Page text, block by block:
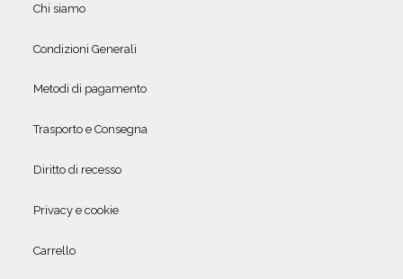
Chi siamo
Condizioni Generali
Metodi di pagamento
Trasporto e Consegna
Diritto di recesso
Privacy e cookie
Carrello